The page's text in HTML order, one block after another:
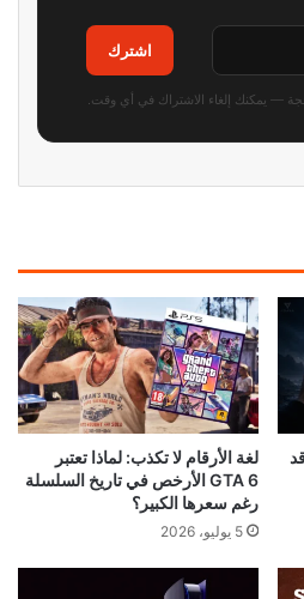
اشترك
— يمكنك إلغاء الاشتراك في أي وقت.
لغة الأرقام لا تكذب: لماذا تعتبر
GTA 6 الأرخص في تاريخ السلسلة
رغم سعرها الكبير؟
5 يوليو، 2026